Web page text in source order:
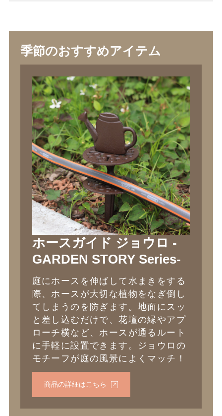
季節のおすすめアイテム
ホースガイド ジョウロ -
GARDEN STORY Series-
庭にホースを伸ばして水まきをする
際、ホースが大切な植物をなぎ倒し
てしまうのを防ぎます。地面にスッ
と差し込むだけで、花壇の縁やアプ
ローチ横など、ホースが通るルート
に手軽に設置できます。ジョウロの
モチーフが庭の風景によくマッチ！
商品の詳細はこちら